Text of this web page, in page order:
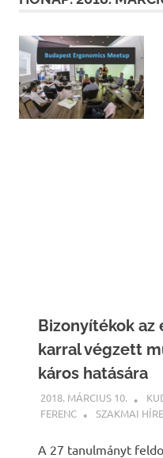
Bizonyítékok az
karral végzett
káros hatására
2018. MÁRCIUS 10.
FERENC
SZAKMAI
A 27 tanulmányt